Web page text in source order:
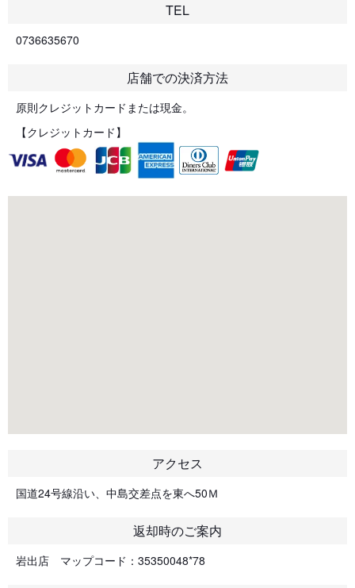
TEL
0736635670
店舗での決済方法
原則クレジットカードまたは現金。
【クレジットカード】
アクセス
国道24号線沿い、中島交差点を東へ50Ｍ
返却時のご案内
岩出店 マップコード：35350048*78